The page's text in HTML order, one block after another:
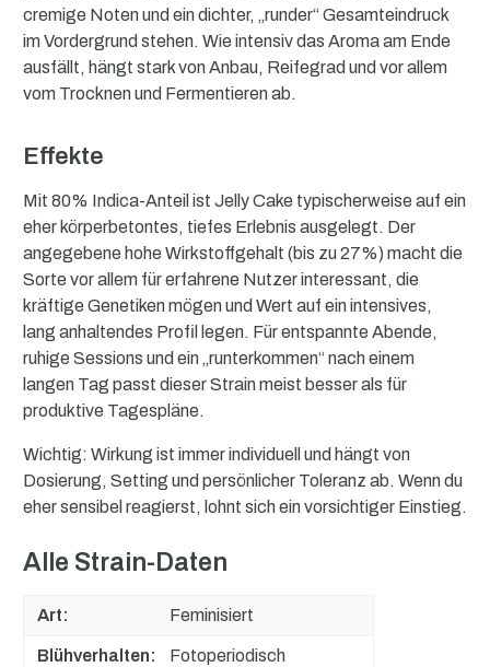
cremige Noten und ein dichter, „runder“ Gesamteindruck
im Vordergrund stehen. Wie intensiv das Aroma am Ende
ausfällt, hängt stark von Anbau, Reifegrad und vor allem
vom Trocknen und Fermentieren ab.
Effekte
Mit 80% Indica-Anteil ist Jelly Cake typischerweise auf ein
eher körperbetontes, tiefes Erlebnis ausgelegt. Der
angegebene hohe Wirkstoffgehalt (bis zu 27%) macht die
Sorte vor allem für erfahrene Nutzer interessant, die
kräftige Genetiken mögen und Wert auf ein intensives,
lang anhaltendes Profil legen. Für entspannte Abende,
ruhige Sessions und ein „runterkommen“ nach einem
langen Tag passt dieser Strain meist besser als für
produktive Tagespläne.
Wichtig: Wirkung ist immer individuell und hängt von
Dosierung, Setting und persönlicher Toleranz ab. Wenn du
eher sensibel reagierst, lohnt sich ein vorsichtiger Einstieg.
Alle Strain-Daten
Art: Feminisiert
Blühverhalten: Fotoperiodisch